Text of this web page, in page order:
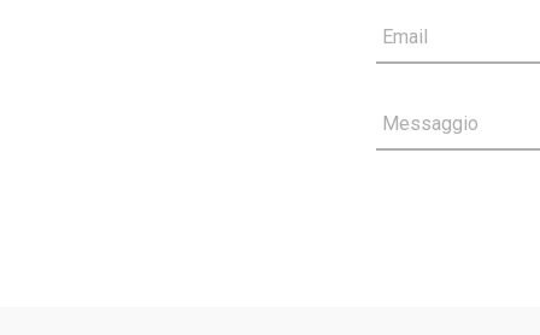
Email
Messaggio